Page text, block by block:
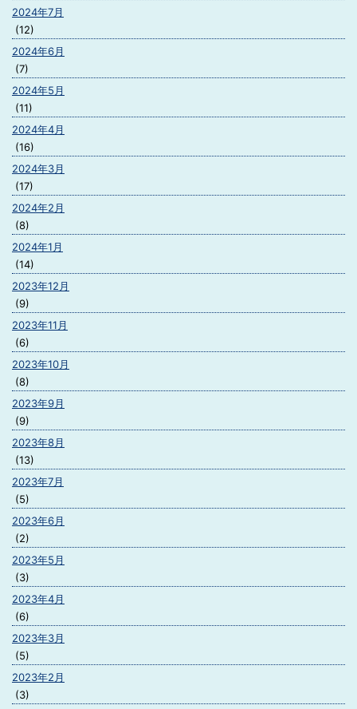
2024年7月
(12)
2024年6月
(7)
2024年5月
(11)
2024年4月
(16)
2024年3月
(17)
2024年2月
(8)
2024年1月
(14)
2023年12月
(9)
2023年11月
(6)
2023年10月
(8)
2023年9月
(9)
2023年8月
(13)
2023年7月
(5)
2023年6月
(2)
2023年5月
(3)
2023年4月
(6)
2023年3月
(5)
2023年2月
(3)